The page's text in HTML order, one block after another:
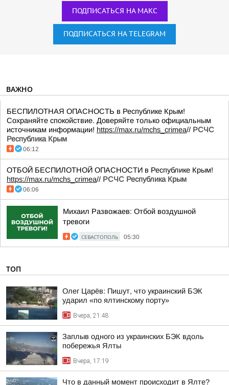
ПОДПИСАТЬСЯ НА МАКС
ПОДПИСАТЬСЯ НА TELEGRAM
ВАЖНО
БЕСПИЛОТНАЯ ОПАСНОСТЬ в Республике Крым!
Сохраняйте спокойствие. Доверяйте только официальным
источникам информации! https://max.ru/mchs_crimea// РСЧС
Республика Крым
06:12
ОТБОЙ БЕСПИЛОТНОЙ ОПАСНОСТИ в Республике Крым!
https://max.ru/mchs_crimea// РСЧС Республика Крым
06:06
Михаил Развожаев: Отбой воздушной
тревоги
СЕВАСТОПОЛЬ 05:30
ТОП
Олег Царёв: Пишут, что украинский БЭК
ударил «по ялтинскому порту»
Вчера, 21:48
Заплыв одного из украинских БЭК вдоль
побережья Ялты
Вчера, 17:19
Что в данный момент происходит в Ялте?